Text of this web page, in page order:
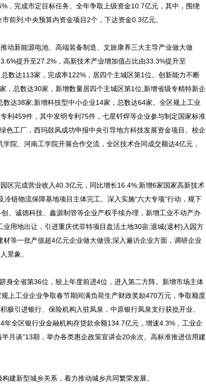
，完成市定目标任务。全年争取上级资金10.7亿元，其中，围绕
前列;中央预算内资金项目2个，下达资金0.3亿元。
新能源电池、高端装备制造、文旅康养三大主导产业做大做
提升至27.2%，高新技术产业增加值占比由33.3%提升至
数达113家，完成率122%，居四个主城区第1位。创新能力不断
，总数达30家，新增数量居四个主城区第1位;新增省级专精特新企
达38家;新增科技型中小企业14家，总数达64家。全区规上工业
利459件，其中发明专利75件，七星钎焊等企业参与制定国家标准
色工厂，西玛鼓风成功申报中央引导地方科技发展资金项目。校企
院、河南工学院开展合作交流，全区技术合同成交额达4亿元，
完成营业收入40.3亿元，同比增长16.4%;新增6家国家高新技术
链物流保障基地项目主体完工。深入实施“六大专项”行动，规下
、诚德科技、鑫源制管等企业产权手续办理，新增工业不动产办
用地出让，引进重庆优菲特项目盘活土地30亩;退城(退村)入园方
等一批产值超4亿元企业做大做强;深入遍访企业方面，调研企业
景象。
全省第36位，较上年度前进4位，进入第二方阵。新增市场主体
上工业企业争取春节期间满负荷生产财政奖励470万元，争取额度
引进银行、保险机构入驻凤泉，中原银行凤泉支行获批开业、
全区银行业金融机构存贷款余额134.7亿元，增速4.3%，工业企
月谈”13期，举办各类惠企政策宣讲会20余次。高标准推进信用建
新型城乡关系，着力推动城乡共同繁荣发展。